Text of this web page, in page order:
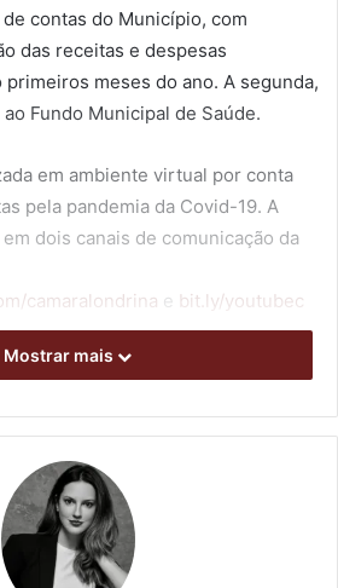
contas do Município, com
das receitas e despesas
meses do ano. A segunda,
Fundo Municipal de Saúde.
em ambiente virtual por conta
pela pandemia da Covid-19. A
dois canais de comunicação da
camaralondrina e bit.ly/youtubec
que apresentará informações da
receitas, como as decorrentes do
e contribuições de melhoria e das
Geral vai exibir os dados
Criança, que é uma parte do
a metas qualitativas e
Mostrar mais